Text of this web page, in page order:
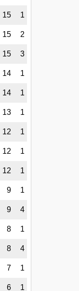
15 1
15 2
15 3
14 1
14 1
13 1
12 1
12 1
12 1
9 1
9 4
8 1
8 4
7 1
6 1